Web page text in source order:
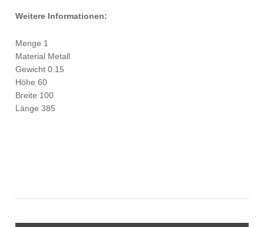
Weitere Informationen:
Menge 1
Material Metall
Gewicht 0.15
Höhe 60
Breite 100
Länge 385